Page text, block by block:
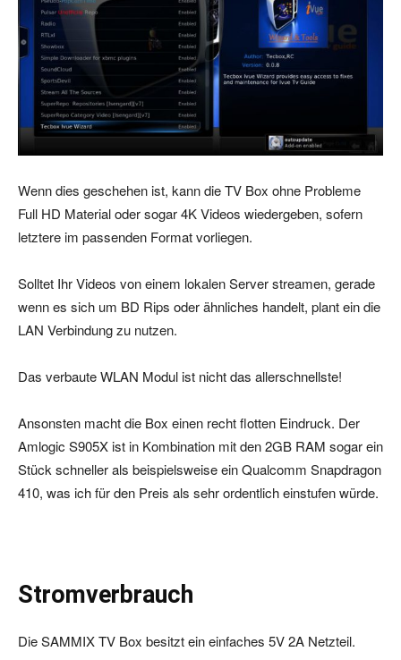
Wenn dies geschehen ist, kann die TV Box ohne Probleme
Full HD Material oder sogar 4K Videos wiedergeben, sofern
letztere im passenden Format vorliegen.
Solltet Ihr Videos von einem lokalen Server streamen, gerade
wenn es sich um BD Rips oder ähnliches handelt, plant ein die
LAN Verbindung zu nutzen.
Das verbaute WLAN Modul ist nicht das allerschnellste!
Ansonsten macht die Box einen recht flotten Eindruck. Der
Amlogic S905X ist in Kombination mit den 2GB RAM sogar ein
Stück schneller als beispielsweise ein Qualcomm Snapdragon
410, was ich für den Preis als sehr ordentlich einstufen würde.
Stromverbrauch
Die SAMMIX TV Box besitzt ein einfaches 5V 2A Netzteil.